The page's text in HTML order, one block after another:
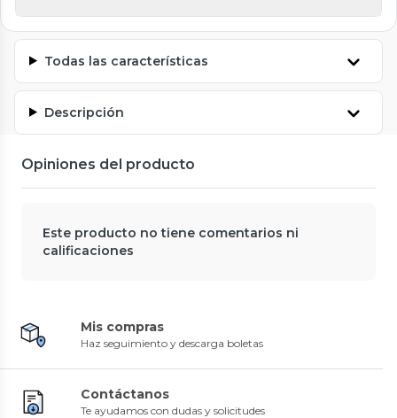
Todas las características
Descripción
Opiniones del producto
Este producto no tiene comentarios ni
calificaciones
Mis compras
Haz seguimiento y descarga boletas
Contáctanos
Te ayudamos con dudas y solicitudes